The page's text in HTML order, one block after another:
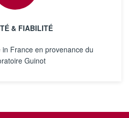
& FIABILITÉ
France en provenance du
Guinot